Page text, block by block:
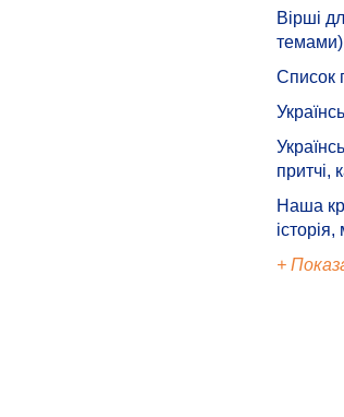
Вірші
темами)
Список
притчі,
Наша
+